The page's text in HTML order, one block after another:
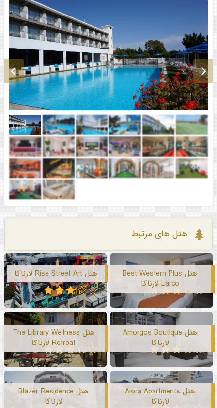
هتل های مرتبط
هتل Best Western Plus
Larco لارناکا
هتل Rise Street Art لارناکا
هتل Amorgos Boutique
لارناکا
هتل The Library Wellness
Retreat لارناکا
هتل Alora Apartments
لارناکا
هتل Blazer Residence
لارناکا